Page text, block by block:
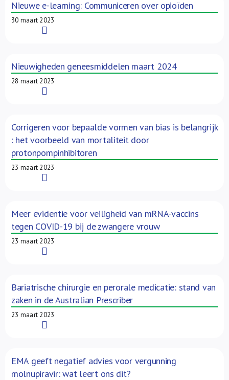
Nieuwe e-learning: Communiceren over opioïden
30 maart 2023
Nieuwigheden geneesmiddelen maart 2024
28 maart 2023
Corrigeren voor bepaalde vormen van bias is belangrijk
: het voorbeeld van mortaliteit door
protonpompinhibitoren
23 maart 2023
Meer evidentie voor veiligheid van mRNA-vaccins
tegen COVID-19 bij de zwangere vrouw
23 maart 2023
Bariatrische chirurgie en perorale medicatie: stand van
zaken in de Australian Prescriber
23 maart 2023
EMA geeft negatief advies voor vergunning
molnupiravir: wat leert ons dit?